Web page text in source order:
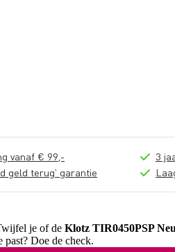
vanaf € 99,-
geld terug' garantie
3
je of de Klotz TIR0450PSP
past? Doe de check.